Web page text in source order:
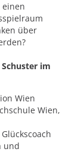
einen
über
im
Wien
Wien,
und